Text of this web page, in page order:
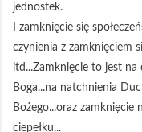
jednostek.
I zamknięcie się
czynienia z zamknięciem
itd...Zamknięcie to jest na
Boga...na natchnienia
Bożego...oraz zamknięcie
ciepełku...